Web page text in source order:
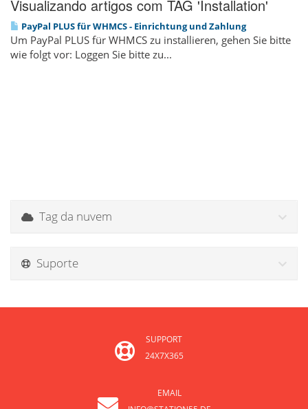
Visualizando artigos com TAG 'Installation'
PayPal PLUS für WHMCS - Einrichtung und Zahlung
Um PayPal PLUS für WHMCS zu installieren, gehen Sie bitte
wie folgt vor: Loggen Sie bitte zu...
Tag da nuvem
Suporte
SUPPORT
24X7X365
EMAIL